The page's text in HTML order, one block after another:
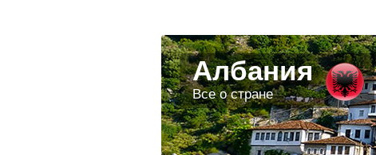
Албания
Все о стране